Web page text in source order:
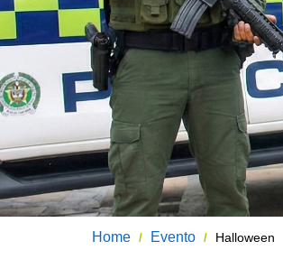
Home / Evento / Halloween